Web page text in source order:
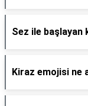
Sez ile başlayan
Kiraz emojisi ne